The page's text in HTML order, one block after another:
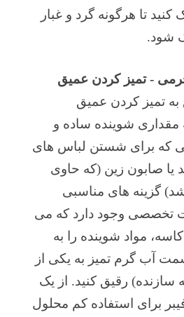
تا هرگونه گرد و غبار
شود.
- تمیز کردن عمیق
به تمیز کردن عمیق
مقداری شوینده ساده و
که برای شستن لباس های
صابون زین (که حاوی
گزینه های مناسبی
تخصصی وجود دارد که می
کاسه، مواد شوینده را به
آب گرم تمیز به یکی از
سازنده) رقیق کنید. از یک
برای استفاده کم محلول